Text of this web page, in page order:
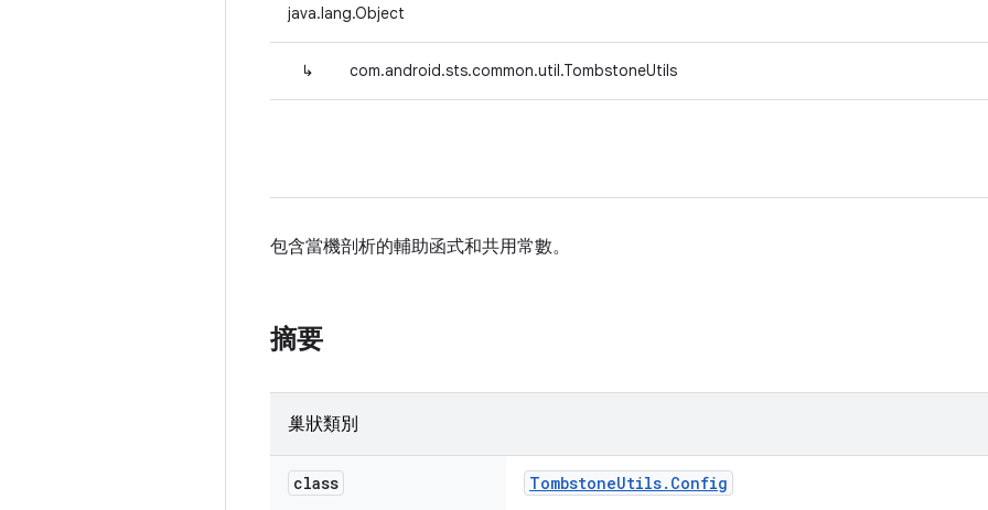
java.lang.Object
↳ com.android.sts.common.util.TombstoneUtils
包含當機剖析的輔助函式和共用常數。
摘要
巢狀類別
class TombstoneUtils. Config